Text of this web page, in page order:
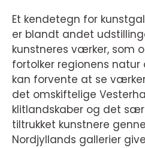
Et kendetegn for
er blandt andet
kunstneres værker, som
fortolker regionens natur
kan forvente at se
det omskiftelige
klitlandskaber og det
tiltrukket kunstnere
Nordjyllands gallerier